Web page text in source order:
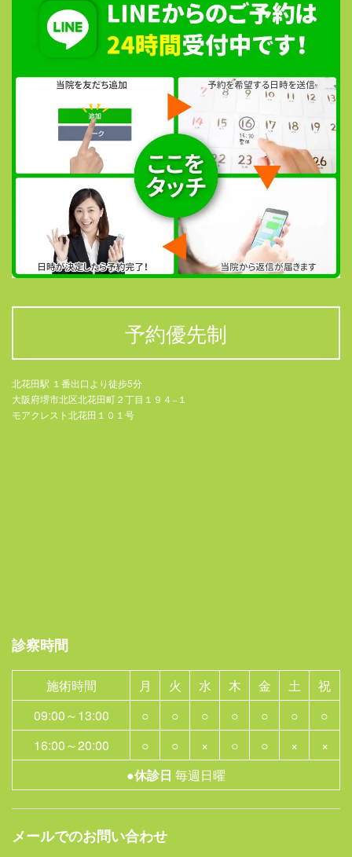
予約優先制
北花田駅 １番出口より徒步5分
大阪府堺市北区北花田町２丁目１９４−１
モアクレスト北花田１０１号
診察時間
施術時間 月 火 水 木 金 土 祝
●休診日 毎週日曜
09:00～13:00 ○ ○ ○ ○ ○ ○
○
16:00～20:00
○ ○ × ○ ○ × ×
メールでのお問い合わせ